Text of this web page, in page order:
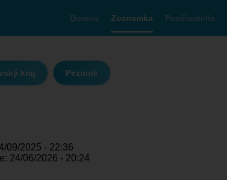
Domov Zoznamka Používatelia
kraj Pezinok
09/2025 - 22:36
24/06/2026 - 20:24